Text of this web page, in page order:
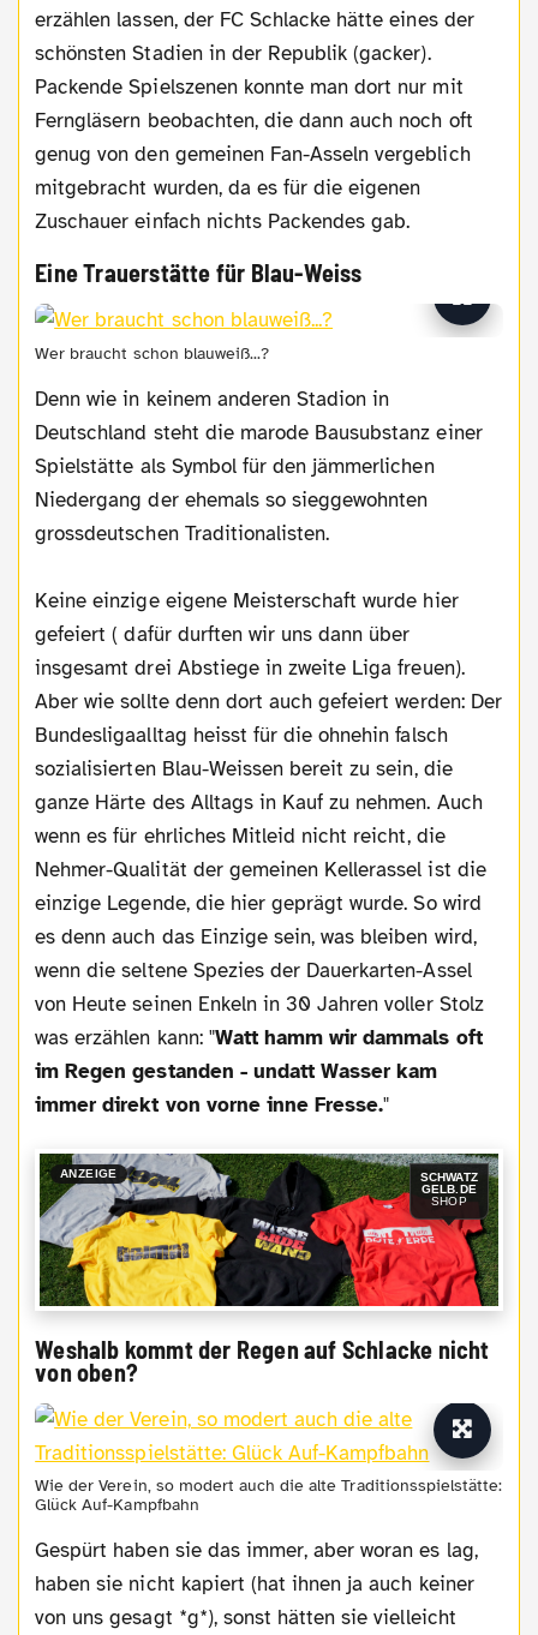
erzählen lassen, der FC Schlacke hätte eines der
schönsten Stadien in der Republik (gacker).
Packende Spielszenen konnte man dort nur mit
Ferngläsern beobachten, die dann auch noch oft
genug von den gemeinen Fan-Asseln vergeblich
mitgebracht wurden, da es für die eigenen
Zuschauer einfach nichts Packendes gab.
Eine Trauerstätte für Blau-Weiss
Wer braucht schon blauweiß...?
Denn wie in keinem anderen Stadion in
Deutschland steht die marode Bausubstanz einer
Spielstätte als Symbol für den jämmerlichen
Niedergang der ehemals so sieggewohnten
grossdeutschen Traditionalisten.
Keine einzige eigene Meisterschaft wurde hier
gefeiert ( dafür durften wir uns dann über
insgesamt drei Abstiege in zweite Liga freuen).
Aber wie sollte denn dort auch gefeiert werden: Der
Bundesligaalltag heisst für die ohnehin falsch
sozialisierten Blau-Weissen bereit zu sein, die
ganze Härte des Alltags in Kauf zu nehmen. Auch
wenn es für ehrliches Mitleid nicht reicht, die
Nehmer-Qualität der gemeinen Kellerassel ist die
einzige Legende, die hier geprägt wurde. So wird
es denn auch das Einzige sein, was bleiben wird,
wenn die seltene Spezies der Dauerkarten-Assel
von Heute seinen Enkeln in 30 Jahren voller Stolz
was erzählen kann: "Watt hamm wir dammals oft
im Regen gestanden - undatt Wasser kam
immer direkt von vorne inne Fresse."
ANZEIGE
SCHWATZ
GELB.DE
SHOP
Weshalb kommt der Regen auf Schlacke nicht
von oben?
Wie der Verein, so modert auch die alte Traditionsspielstätte:
Glück Auf-Kampfbahn
Gespürt haben sie das immer, aber woran es lag,
haben sie nicht kapiert (hat ihnen ja auch keiner
von uns gesagt *g*), sonst hätten sie vielleicht